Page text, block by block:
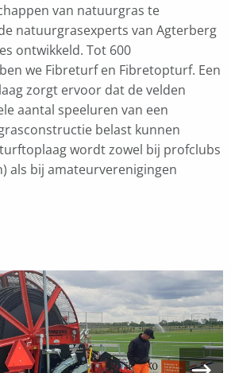
van natuurgras te
natuurgrasexperts van Agterberg
ontwikkeld. Tot 600
we Fibreturf en Fibretopturf. Een
zorgt ervoor dat de velden
aantal speeluren van een
belast kunnen
wordt zowel bij profclubs
als bij amateurverenigingen